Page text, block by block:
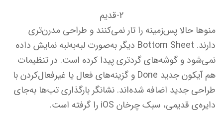
۲-قدیم
منوها حالا پس‌زمینه را تار نمی‌کنند و طراحی مدرن‌تری
دارند. Bottom Sheet دیگر به‌صورت لبه‌به‌لبه نمایش داده
نمی‌شود و گوشه‌های گردتری پیدا کرده است. در تنظیمات
هم آیکون جدید Done و گزینه‌های فعال یا غیرفعال‌کردن با
طراحی جدید اضافه شده‌اند. نشانگر بارگذاری تب‌ها به‌جای
دایره‌ی قدیمی، سبک چرخان iOS را گرفته است.